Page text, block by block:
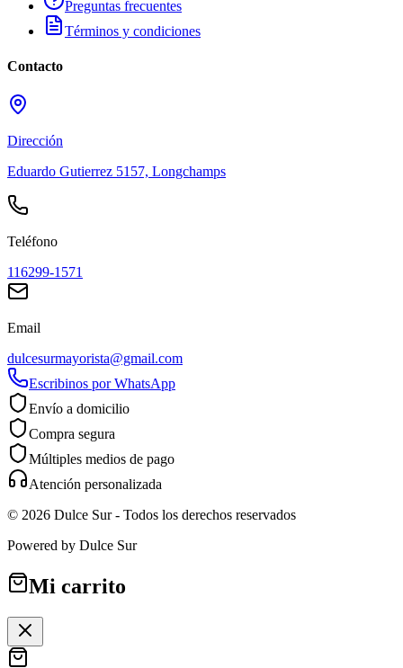
Preguntas frecuentes
Términos y condiciones
Contacto
Dirección
Eduardo Gutierrez 5157, Longchamps
Teléfono
116299-1571
Email
dulcesurmayorista@gmail.com
Escribinos por WhatsApp
Envío a domicilio
Compra segura
Múltiples medios de pago
Atención personalizada
© 2026 Dulce Sur- Todos los derechos reservados
Powered by Dulce Sur
Mi carrito